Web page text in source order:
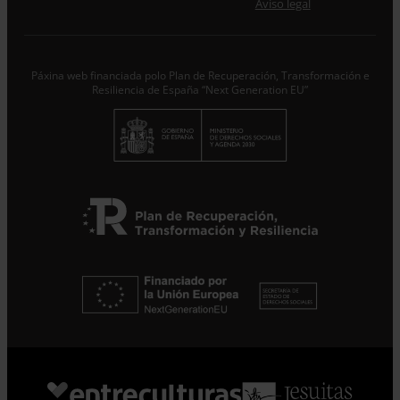
Aviso legal
Páxina web financiada polo Plan de Recuperación, Transformación e
Resiliencia de España “Next Generation EU”